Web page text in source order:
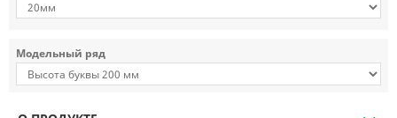
Модельный ряд